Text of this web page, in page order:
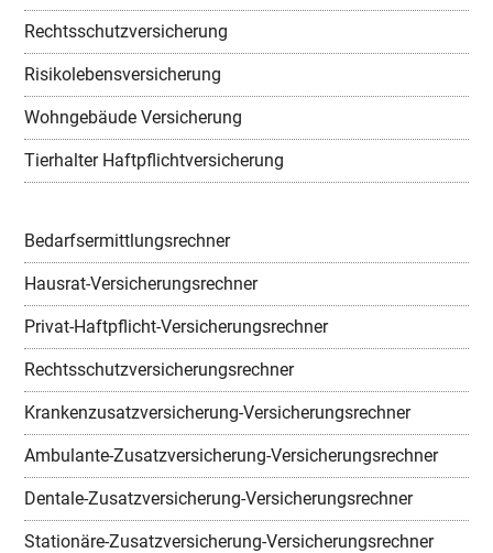
Rechtsschutzversicherung
Risikolebensversicherung
Wohngebäude Versicherung
Tierhalter Haftpflichtversicherung
Bedarfsermittlungsrechner
Hausrat-Versicherungsrechner
Privat-Haftpflicht-Versicherungsrechner
Rechtsschutzversicherungsrechner
Krankenzusatzversicherung-Versicherungsrechner
Ambulante-Zusatzversicherung-Versicherungsrechner
Dentale-Zusatzversicherung-Versicherungsrechner
Stationäre-Zusatzversicherung-Versicherungsrechner